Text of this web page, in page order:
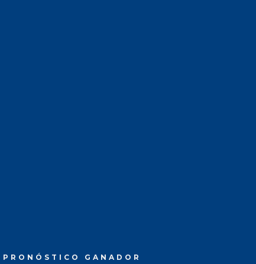
PRONÓSTICO GANADOR